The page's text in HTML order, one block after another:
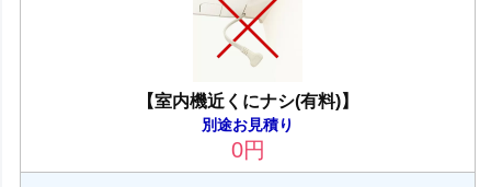
【室内機近くにナシ(有料)】
別途お見積り
0円